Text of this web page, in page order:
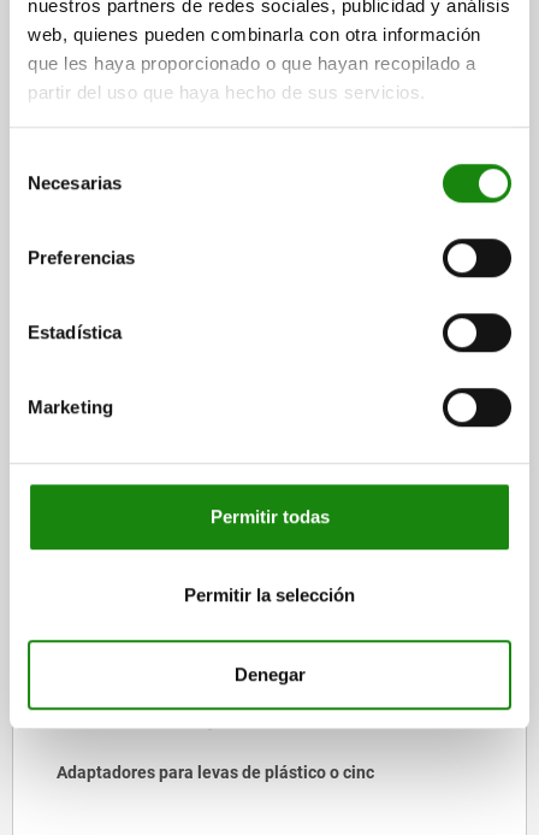
nuestros partners de redes sociales, publicidad y análisis
web, quienes pueden combinarla con otra información
que les haya proporcionado o que hayan recopilado a
partir del uso que haya hecho de sus servicios.
Necesarias
Preferencias
Estadística
Marketing
Permitir todas
Permitir la selección
Denegar
Referencia:05601-11-0615
$31.03
más gastos de envío
Otros clientes también
compraron
Adaptadores para levas de plástico o cinc